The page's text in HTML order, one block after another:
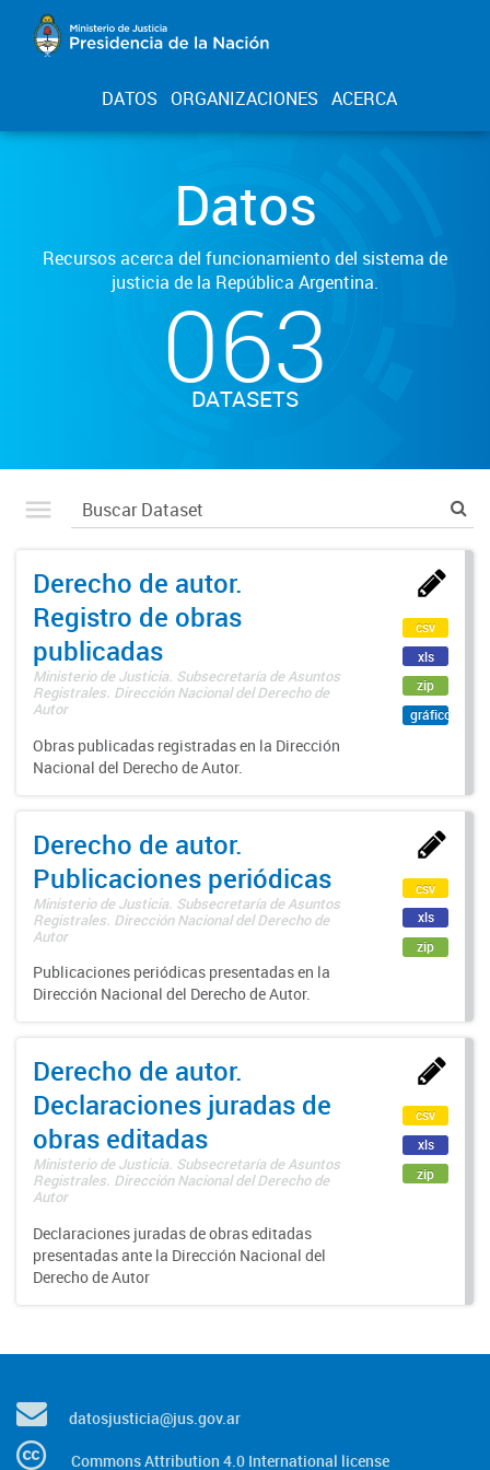
DATOS ORGANIZACIONES ACERCA
Datos
Recursos acerca del funcionamiento del sistema de
justicia de la República Argentina.
063
DATASETS
Derecho de autor.
Registro de obras
publicadas
Ministerio de Justicia. Subsecretaría de Asuntos
Registrales. Dirección Nacional del Derecho de
Autor
Obras publicadas registradas en la Dirección
Nacional del Derecho de Autor.
csv
xls
zip
gráfico
Derecho de autor.
Publicaciones periódicas
Ministerio de Justicia. Subsecretaría de Asuntos
Registrales. Dirección Nacional del Derecho de
Autor
Publicaciones periódicas presentadas en la
Dirección Nacional del Derecho de Autor.
csv
xls
zip
Derecho de autor.
Declaraciones juradas de
obras editadas
Ministerio de Justicia. Subsecretaría de Asuntos
Registrales. Dirección Nacional del Derecho de
Autor
Declaraciones juradas de obras editadas
presentadas ante la Dirección Nacional del
Derecho de Autor
csv
xls
zip
datosjusticia@jus.gov.ar
Commons Attribution 4.0 International license